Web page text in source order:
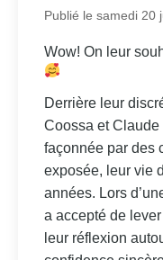
Publié le samedi 20
Wow! On leur
Derrière leur
Coossa et
façonnée par des
exposée, leur vie
années. Lors
a accepté de
leur réflexion